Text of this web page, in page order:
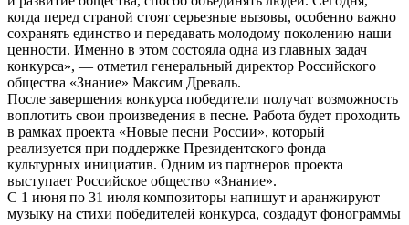
когда перед страной стоят серьезные вызовы, особенно важно
сохранять единство и передавать молодому поколению наши
ценности. Именно в этом состояла одна из главных задач
конкурса», — ­­­­отметил генеральный директор Российского
общества «Знание» Максим Древаль.
После завершения конкурса победители получат возможность
воплотить свои произведения в песне. Работа будет проходить
в рамках проекта «Новые песни России», который
реализуется при поддержке Президентского фонда
культурных инициатив. Одним из партнеров проекта
выступает Российское общество «Знание».
С 1 июня по 31 июля композиторы напишут и аранжируют
музыку на стихи победителей конкурса, создадут фонограммы